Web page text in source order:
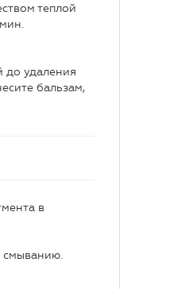
теплой
до удаления
бальзам,
в
смыванию.